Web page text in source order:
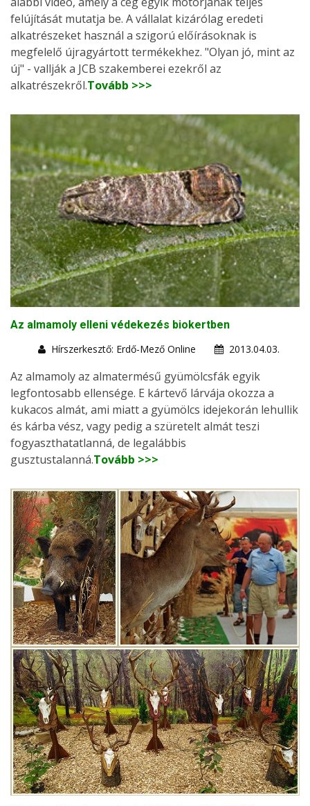
felújítását mutatja be. A vállalat kizárólag eredeti
alkatrészeket használ a szigorú előírásoknak is
megfelelő újragyártott termékekhez. "Olyan jó, mint az
új" - vallják a JCB szakemberei ezekről az
alkatrészekről.Tovább >>>
Az almamoly elleni védekezés biokertben
Hírszerkesztő: Erdő-Mező Online
2013.04.03.
Az almamoly az almatermésű gyümölcsfák egyik
legfontosabb ellensége. E kártevő lárvája okozza a
kukacos almát, ami miatt a gyümölcs idejekorán lehullik
és kárba vész, vagy pedig a szüretelt almát teszi
fogyaszthatatlanná, de legalábbis
gusztustalanná.Tovább >>>